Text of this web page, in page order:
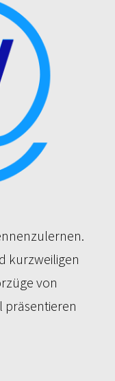
kurzweiligen
von
präsentieren